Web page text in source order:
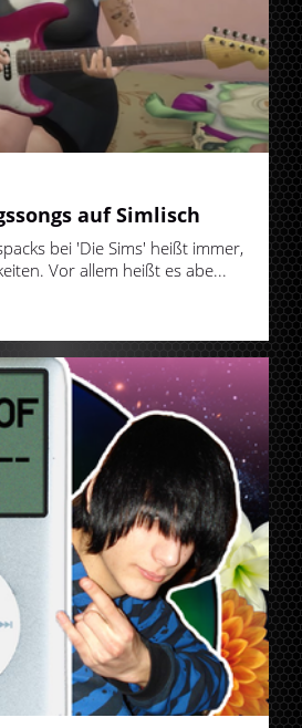
auf Simlisch
bei 'Die Sims' heißt immer,
Vor allem heißt es abe...